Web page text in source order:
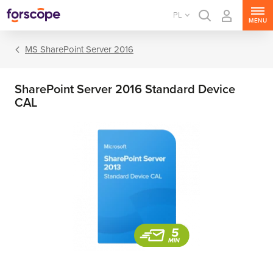
PL
MENU
MS SharePoint Server 2016
SharePoint Server 2016 Standard Device
CAL